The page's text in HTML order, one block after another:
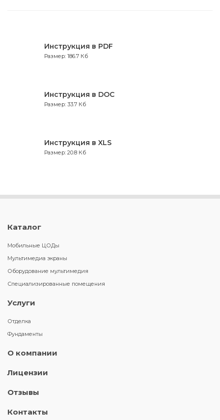
Инструкция в PDF
Размер: 186.7 Кб
Инструкция в DOC
Размер: 33.7 Кб
Инструкция в XLS
Размер: 20.8 Кб
Каталог
Мобильные ЦОДы
Мультимедиа экраны
Оборудование мультимедия
Специализированные помещения
Услуги
Отделка
Фундаменты
О компании
Лицензии
Отзывы
Контакты